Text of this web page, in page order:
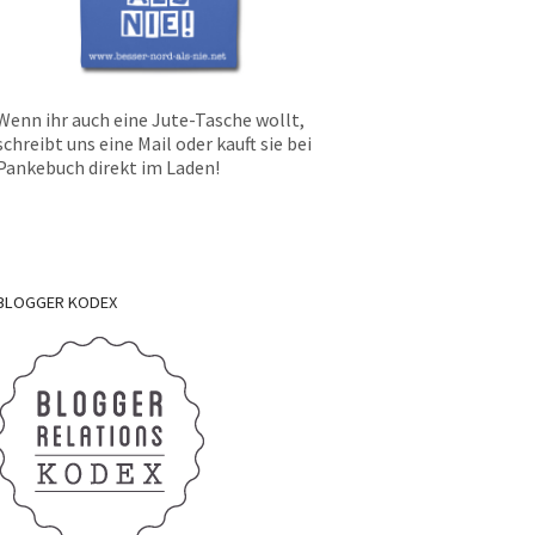
ihr auch eine Jute-Tasche wollt,
uns eine Mail oder kauft sie bei
direkt im Laden!
KODEX